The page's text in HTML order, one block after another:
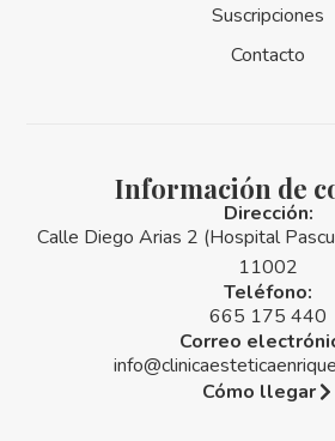
Suscripciones
Contacto
Información de
Dirección:
Calle Diego Arias 2 (Hospital
11002
Teléfono:
665 175 440
Correo
Cómo llegar